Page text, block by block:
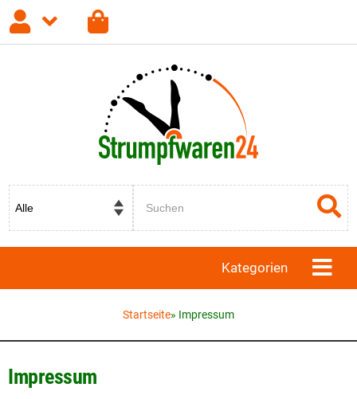
Registrieren Passwort vergessen?
Kategorien
Startseite» Impressum
Impressum